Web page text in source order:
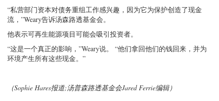
“私营部门资本对债务重组工作感兴趣，因为它为保护创造了现金
流，”Weary告诉汤森路透基金会。
他表示可再生能源项目可能会吸引投资者。
“这是一个真正的影响，”Weary说。 “他们拿回他们的钱回来，并为
环境产生所有这些现金。”
（Sophie Hares报道;汤普森路透基金会Jared Ferrie编辑）